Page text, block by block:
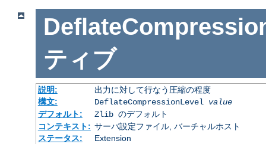
ティブ
説明:
出力に対して行なう圧縮の程度
構文:
DeflateCompressionLevel value
デフォルト:
Zlib のデフォルト
コンテキスト: サーバ設定ファイル, バーチャルホスト
ステータス:
Extension